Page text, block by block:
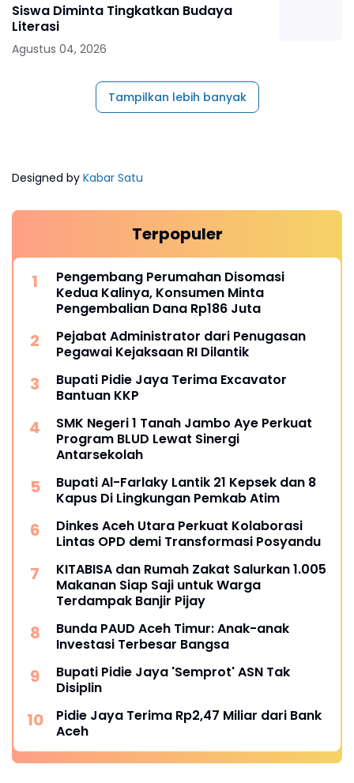
Siswa Diminta Tingkatkan Budaya
Literasi
Agustus 04, 2026
Tampilkan lebih banyak
Designed by Kabar Satu
Terpopuler
Pengembang Perumahan Disomasi
Kedua Kalinya, Konsumen Minta
Pengembalian Dana Rp186 Juta
Pejabat Administrator dari Penugasan
Pegawai Kejaksaan RI Dilantik
Bupati Pidie Jaya Terima Excavator
Bantuan KKP
SMK Negeri 1 Tanah Jambo Aye Perkuat
Program BLUD Lewat Sinergi
Antarsekolah
Bupati Al-Farlaky Lantik 21 Kepsek dan 8
Kapus Di Lingkungan Pemkab Atim
Dinkes Aceh Utara Perkuat Kolaborasi
Lintas OPD demi Transformasi Posyandu
KITABISA dan Rumah Zakat Salurkan 1.005
Makanan Siap Saji untuk Warga
Terdampak Banjir Pijay
Bunda PAUD Aceh Timur: Anak-anak
Investasi Terbesar Bangsa
Bupati Pidie Jaya 'Semprot' ASN Tak
Disiplin
Pidie Jaya Terima Rp2,47 Miliar dari Bank
Aceh